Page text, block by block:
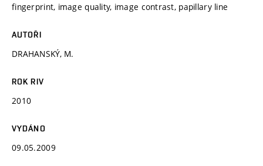
fingerprint, image quality, image contrast, papillary line
AUTOŘI
DRAHANSKÝ, M.
ROK RIV
2010
VYDÁNO
09.05.2009